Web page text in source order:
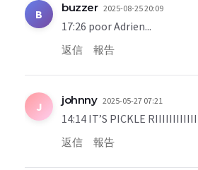
B buzzer 2025-08-25 20:09
17:26 poor Adrien...
返信 報告
J johnny 2025-05-27 07:21
14:14 IT’S PICKLE
返信 報告